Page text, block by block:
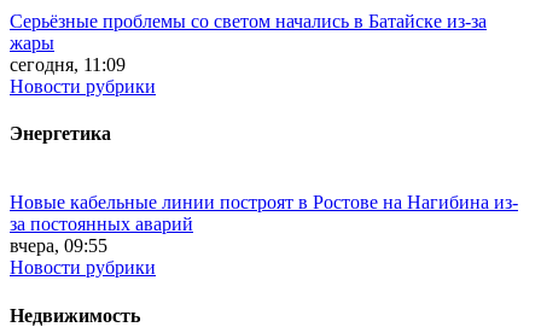
Серьёзные проблемы со светом начались в Батайске из-за
жары
сегодня, 11:09
Новости рубрики
Энергетика
Новые кабельные линии построят в Ростове на Нагибина из-
за постоянных аварий
вчера, 09:55
Новости рубрики
Недвижимость